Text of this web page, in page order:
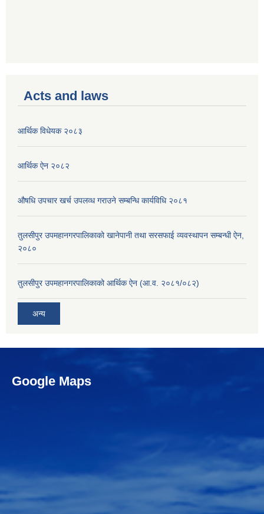
Acts and laws
आर्थिक विधेयक २०८३
आर्थिक ऐन २०८२
औषधि उपचार खर्च उपलव्ध गराउने सम्बन्धि कार्यविधि २०८१
तुलसीपुर उपमहानगरपालिकाको खानेपानी तथा सरसफाई व्यवस्थापन सम्बन्धी ऐन,
२०८०
तुलसीपुर उपमहानगरपालिकाको आर्थिक ऐन (आ.व. २०८१/०८२)
अन्य
Google Maps